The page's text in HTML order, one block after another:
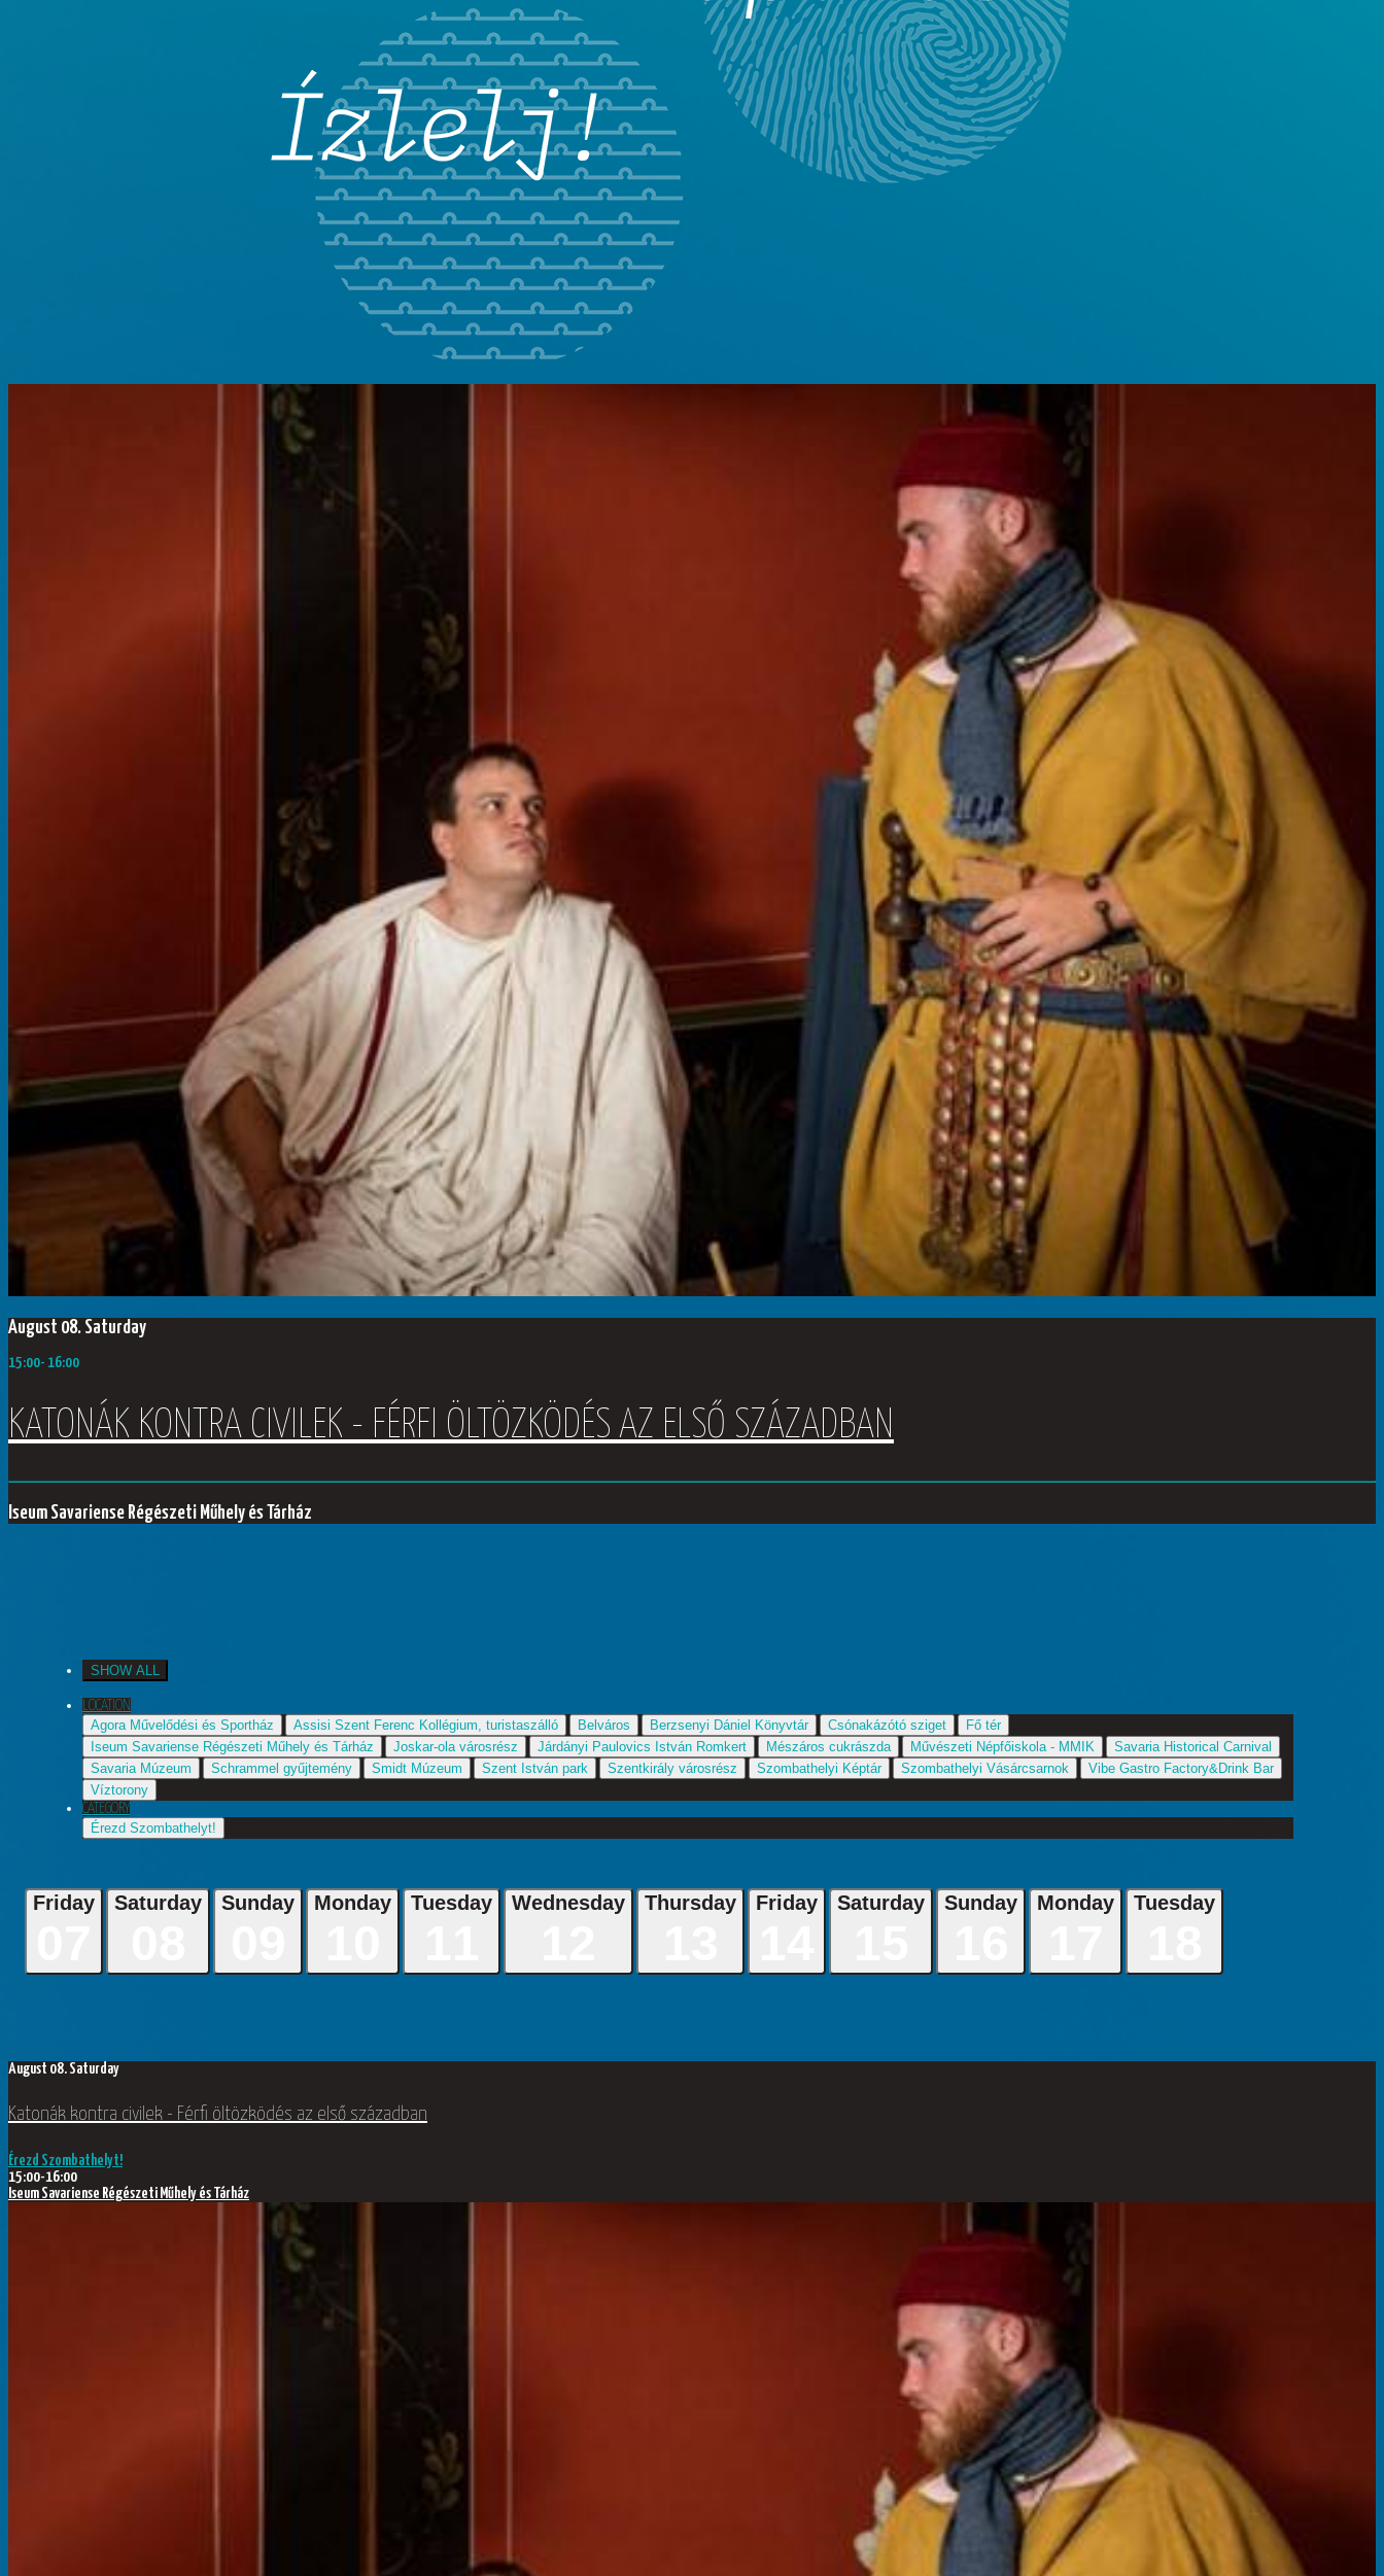
August 08. Saturday
15:00- 16:00
KATONÁK KONTRA CIVILEK - FÉRFI ÖLTÖZKÖDÉS AZ ELSŐ SZÁZADBAN
Iseum Savariense Régészeti Műhely és Tárház
SHOW ALL
LOCATION
Agora Művelődési és Sportház
Assisi Szent Ferenc Kollégium, turistaszálló Belváros Berzsenyi Dániel Könyvtár Csónakázótó sziget
Fő tér
Iseum Savariense Régészeti Műhely és Tárház
Joskar-ola városrész Járdányi Paulovics István Romkert Mészáros cukrászda Művészeti Népfőiskola - MMIK
Savaria Historical Carnival
Savaria Múzeum
Schrammel gyűjtemény Smidt Múzeum Szent István park Szentkirály városrész Szombathelyi Képtár Szombathelyi Vásárcsarnok
Vibe Gastro Factory&Drink Bar
Víztorony
CATEGORY
Érezd Szombathelyt!
Friday Saturday Sunday Monday Tuesday Wednesday Thursday Friday Saturday Sunday Monday Tuesday
August 08. Saturday
Katonák kontra civilek - Férfi öltözködés az első században
Érezd Szombathelyt!
15:00-16:00
Iseum Savariense Régészeti Műhely és Tárház